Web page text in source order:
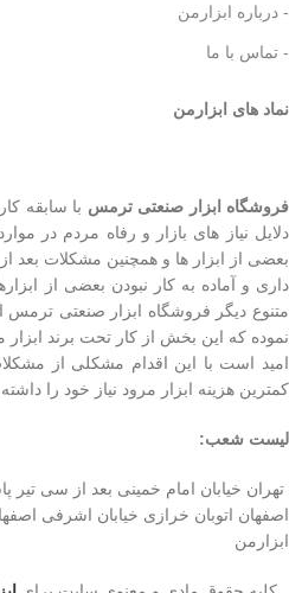
- درباره ابزارمن
- تماس با ما
نماد های ابزارمن
فروشگاه ابزار صنعتی ترمس
دلایل نیاز های بازار و رفاه مردم در
بعضی از ابزار ها و همچنین مشکلات بعد از
داری و آماده به کار نبودن بعضی از
متنوع دیگر فروشگاه ابزار صنعتی ترمس
نموده که این بخش از کار تحت برند ابزار
امید است با این اقدام مشکلی از
کمترین هزینه ابزار مرود نیاز خود را داشته
لیست شعب:
تهران خیابان امام خمینی بعد از سی تیر
ابزارمن